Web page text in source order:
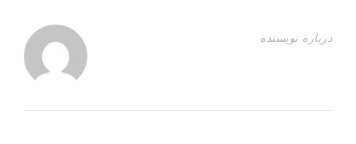
درباره نویسنده